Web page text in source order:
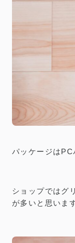
パッケージはPC
ショップではグ
が多いと思いま